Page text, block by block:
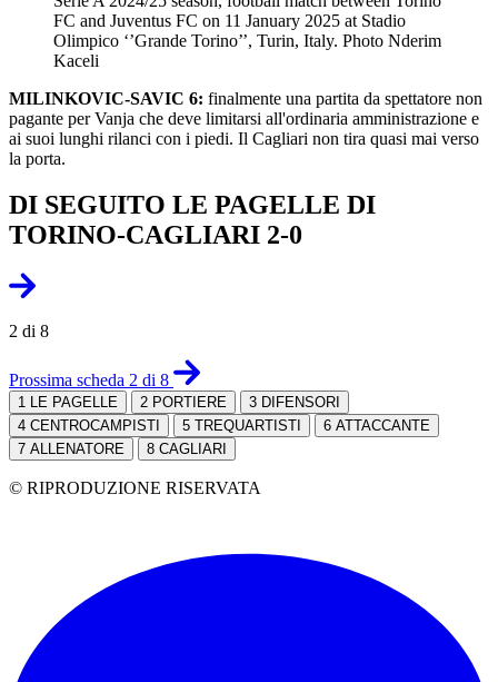
FC and Juventus FC on 11 January 2025 at Stadio
Olimpico ‘’Grande Torino’’, Turin, Italy. Photo Nderim
Kaceli
MILINKOVIC-SAVIC 6: finalmente una partita da spettatore non
pagante per Vanja che deve limitarsi all'ordinaria amministrazione e
ai suoi lunghi rilanci con i piedi. Il Cagliari non tira quasi mai verso
la porta.
DI SEGUITO LE PAGELLE DI
TORINO-CAGLIARI 2-0
2 di 8
Prossima scheda 2 di 8
1 LE PAGELLE 2 PORTIERE 3 DIFENSORI
4 CENTROCAMPISTI 5 TREQUARTISTI 6 ATTACCANTE
7 ALLENATORE 8 CAGLIARI
© RIPRODUZIONE RISERVATA